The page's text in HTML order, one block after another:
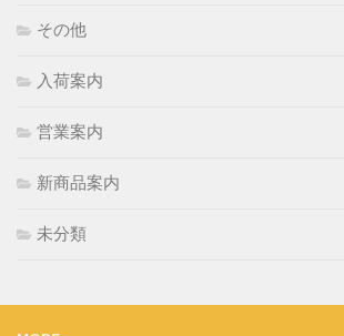
その他
入荷案内
営業案内
新商品案内
未分類